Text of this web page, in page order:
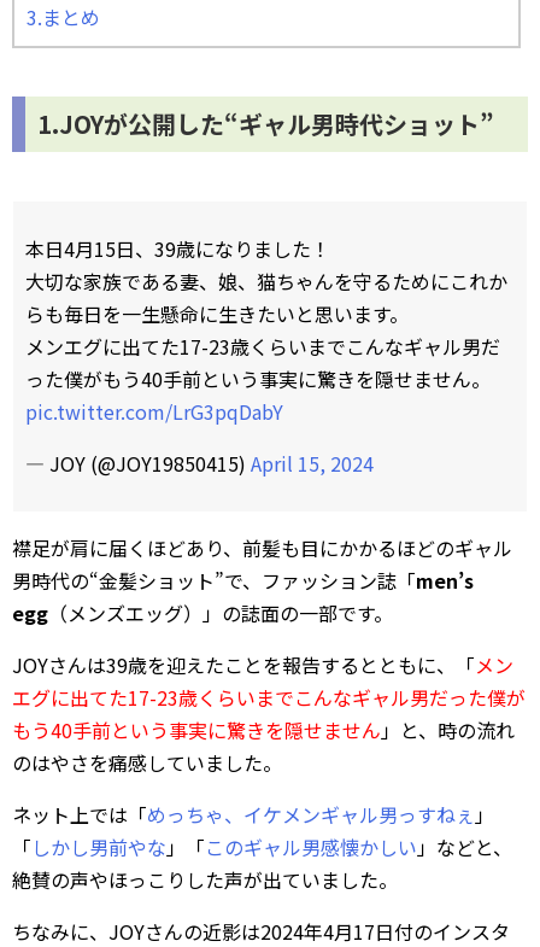
3.まとめ
1.JOYが公開した“ギャル男時代ショット”
本日4月15日、39歳になりました！
大切な家族である妻、娘、猫ちゃんを守るためにこれか
らも毎日を一生懸命に生きたいと思います。
メンエグに出てた17-23歳くらいまでこんなギャル男だ
った僕がもう40手前という事実に驚きを隠せません。
pic.twitter.com/LrG3pqDabY
— JOY (@JOY19850415) April 15, 2024
襟足が肩に届くほどあり、前髪も目にかかるほどのギャル
男時代の“金髪ショット”で、ファッション誌「men’s
egg （メンズエッグ）」の誌面の一部です。
JOYさんは39歳を迎えたことを報告するとともに、「メン
エグに出てた17-23歳くらいまでこんなギャル男だった僕が
もう40手前という事実に驚きを隠せません」と、時の流れ
のはやさを痛感していました。
ネット上では「めっちゃ、イケメンギャル男っすねぇ」
「 しかし男前やな」「このギャル男感懐かしい」などと、
絶賛の声やほっこりした声が出ていました。
ちなみに、JOYさんの近影は2024年4月17日付のインスタ